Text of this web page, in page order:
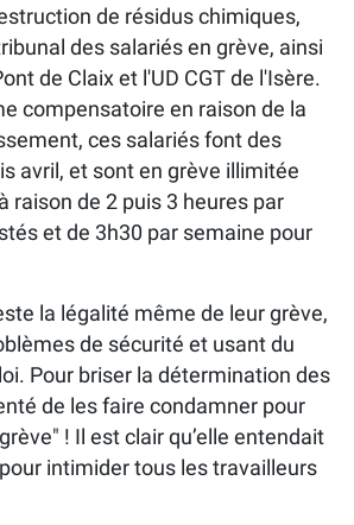
de résidus chimiques,
des salariés en grève, ainsi
de Claix et l'UD CGT de l'Isère.
compensatoire en raison de la
ces salariés font des
avril, et sont en grève illimitée
raison de 2 puis 3 heures par
et de 3h30 par semaine pour
la légalité même de leur grève,
de sécurité et usant du
Pour briser la détermination des
de les faire condamner pour
! Il est clair qu’elle entendait
intimider tous les travailleurs